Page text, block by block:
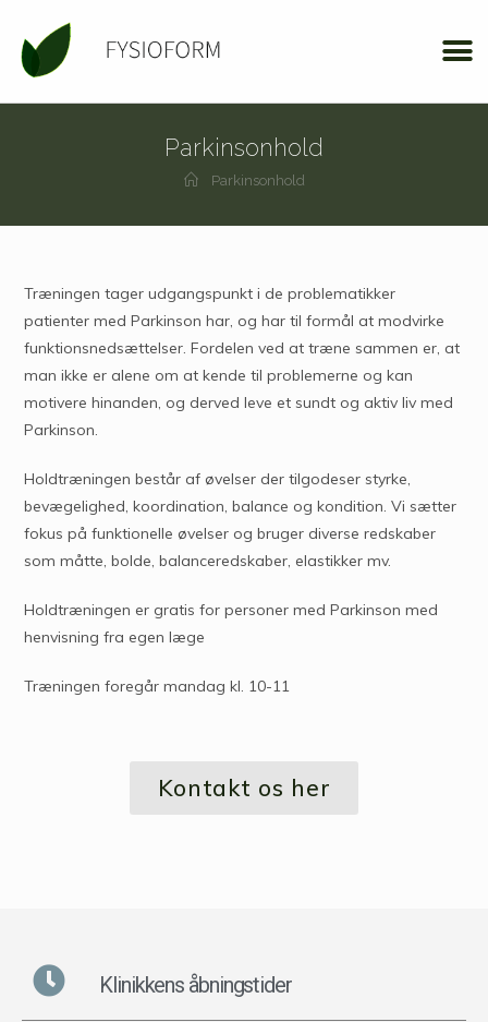
Parkinsonhold
Parkinsonhold
Træningen tager udgangspunkt i de problematikker
patienter med Parkinson har, og har til formål at modvirke
funktionsnedsættelser. Fordelen ved at træne sammen er, at
man ikke er alene om at kende til problemerne og kan
motivere hinanden, og derved leve et sundt og aktiv liv med
Parkinson.
Holdtræningen består af øvelser der tilgodeser styrke,
bevægelighed, koordination, balance og kondition. Vi sætter
fokus på funktionelle øvelser og bruger diverse redskaber
som måtte, bolde, balanceredskaber, elastikker mv.
Holdtræningen er gratis for personer med Parkinson med
henvisning fra egen læge
Træningen foregår mandag kl. 10-11
Kontakt os her
Klinikkens åbningstider